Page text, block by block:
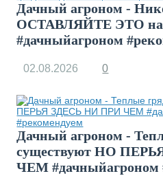
Дачный агроном -
ОСТАВЛЯЙТЕ ЭТО на
#дачныйагроном
02.08.2026 0
Дачный агроном -
существуют НО
ЧЕМ #дачныйагроном